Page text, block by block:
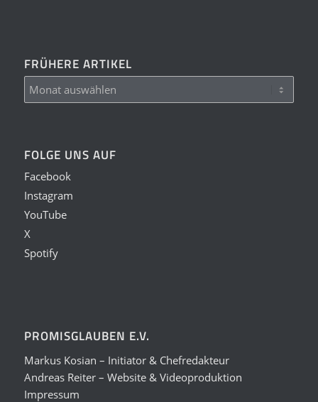
FRÜHERE ARTIKEL
FOLGE UNS AUF
Facebook
Instagram
YouTube
X
Spotify
PROMISGLAUBEN E.V.
Markus Kosian – Initiator & Chefredakteur
Andreas Reiter – Website & Videoproduktion
Impressum